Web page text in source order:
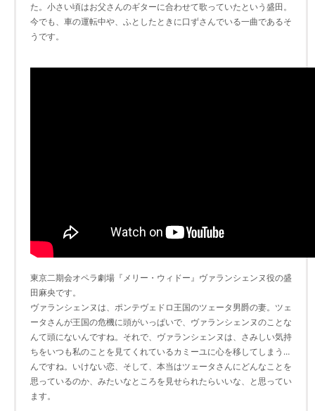
た。小さい頃はお父さんのギターに合わせて歌っていたという盛田。
今でも、車の運転中や、ふとしたときに口ずさんでいる一曲であるそ
うです。
東京二期会オペラ劇場『メリー・ウィドー』ヴァランシェンヌ役の盛
田麻央です。
ヴァランシェンヌは、ポンテヴェドロ王国のツェータ男爵の妻。ツェ
ータさんが王国の危機に頭がいっぱいで、ヴァランシェンヌのことな
んて頭にないんですね。それで、ヴァランシェンヌは、さみしい気持
ちをいつも私のことを見てくれているカミーユに心を移してしまう…
んですね。いけない恋、そして、本当はツェータさんにどんなことを
思っているのか、みたいなところを見せられたらいいな、と思ってい
ます。